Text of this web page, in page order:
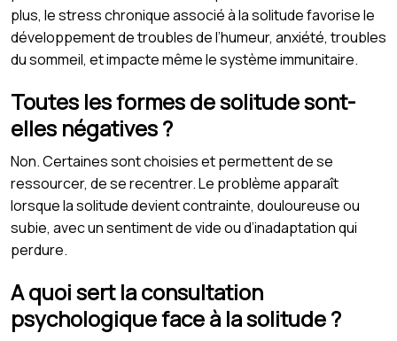
plus, le stress chronique associé à la solitude favorise le
développement de troubles de l’humeur, anxiété, troubles
du sommeil, et impacte même le système immunitaire.
Toutes les formes de solitude sont-
elles négatives ?
Non. Certaines sont choisies et permettent de se
ressourcer, de se recentrer. Le problème apparaît
lorsque la solitude devient contrainte, douloureuse ou
subie, avec un sentiment de vide ou d’inadaptation qui
perdure.
A quoi sert la consultation
psychologique face à la solitude ?